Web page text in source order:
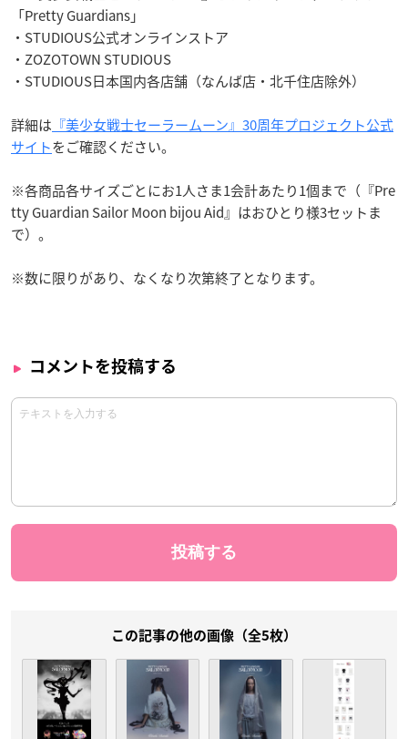
「Pretty Guardians」
・STUDIOUS公式オンラインストア
・ZOZOTOWN STUDIOUS
・STUDIOUS日本国内各店舗（なんば店・北千住店除外）
詳細は 『美少女戦士セーラームーン』30周年プロジェクト公式
サイトをご確認ください。
※各商品各サイズごとにお1人さま1会計あたり1個まで（『Pre
tty Guardian Sailor Moon bijou Aid』はおひとり様3セットま
で）。
※数に限りがあり、なくなり次第終了となります。
コメントを投稿する
この記事の他の画像（全5枚）